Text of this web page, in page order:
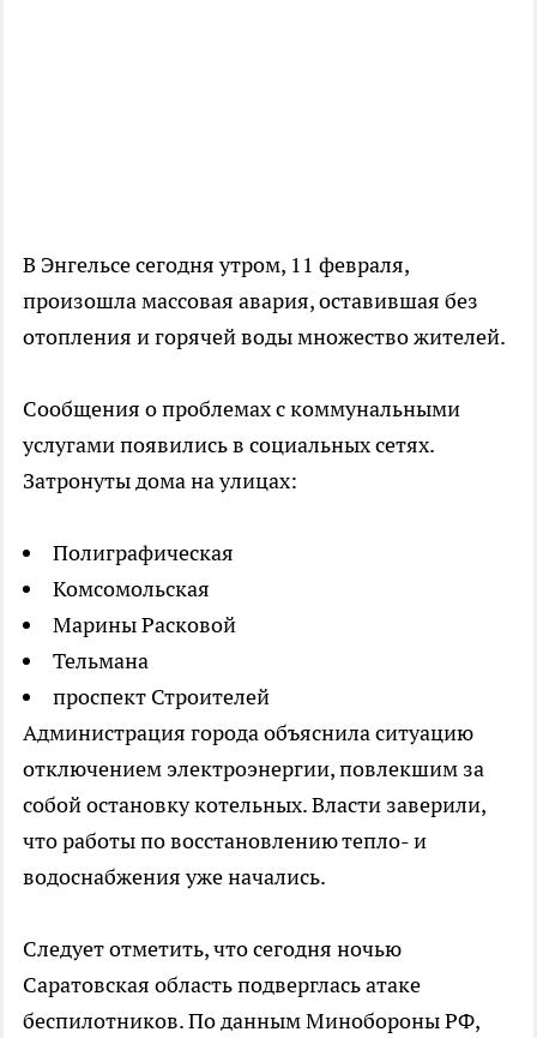
В Энгельсе сегодня утром, 11 февраля,
произошла массовая авария, оставившая без
отопления и горячей воды множество жителей.
Сообщения о проблемах с коммунальными
услугами появились в социальных сетях.
Затронуты дома на улицах:
Полиграфическая
Комсомольская
Марины Расковой
Тельмана
проспект Строителей
Администрация города объяснила ситуацию
отключением электроэнергии, повлекшим за
собой остановку котельных. Власти заверили,
что работы по восстановлению тепло- и
водоснабжения уже начались.
Следует отметить, что сегодня ночью
Саратовская область подверглась атаке
беспилотников. По данным Минобороны РФ,